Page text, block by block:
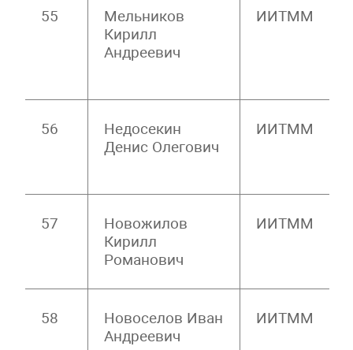
55
Мельников
Кирилл
Андреевич
ИИТММ
56
Недосекин
Денис Олегович
ИИТММ
57
Новожилов
Кирилл
Романович
ИИТММ
58
Новоселов Иван
Андреевич
ИИТММ